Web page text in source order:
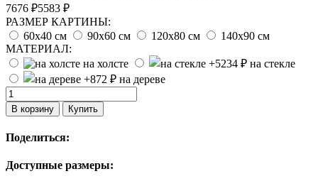
7676 ₽5583 ₽
РАЗМЕР КАРТИНЫ:
60х40 см
90х60 см 120х80 см
140х90 см
МАТЕРИАЛ:
на холсте
на стекле
на дереве
В корзину Купить
Поделиться:
Доступные размеры: